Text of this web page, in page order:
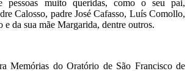
pessoas muito queridas, como o seu pai,
Calosso, padre José Cafasso, Luís Comollo,
e da sua mãe Margarida, dentre outros.
Memórias do Oratório de São Francisco de